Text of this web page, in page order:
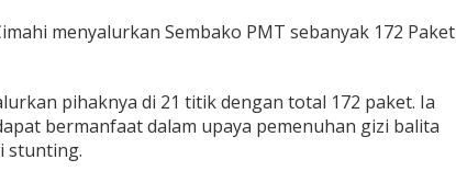
menyalurkan Sembako PMT sebanyak 172 Paket
pihaknya di 21 titik dengan total 172 paket. Ia
bermanfaat dalam upaya pemenuhan gizi balita
stunting.